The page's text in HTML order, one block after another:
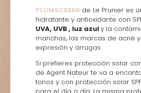
PLUMSCREEN de Le Prunier es
hidratante y antioxidante con
UVA, UVB , luz azuly la
manchas, las marcas de acné
expresión y arrugas.
Si prefieres protección solar
de Agent Nateur te va a
tonos y con protección solar